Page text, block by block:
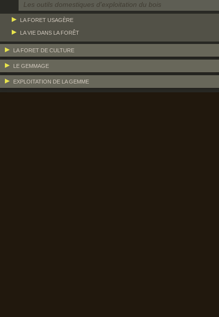
Les outils domestiques d'exploitation du bois
LA FORET USAGÈRE
LA VIE DANS LA FORÊT
LA FORET DE CULTURE
LE GEMMAGE
EXPLOITATION DE LA GEMME